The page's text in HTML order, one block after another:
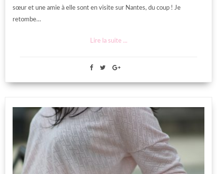
sœur et une amie à elle sont en visite sur Nantes, du coup ! Je
retombe…
Lire la suite ...